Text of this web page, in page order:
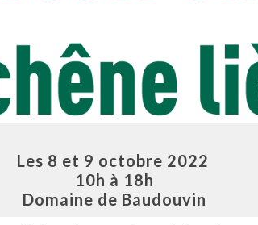
Les 8 et 9 octobre 2022
10h à 18h
Domaine de Baudouvin